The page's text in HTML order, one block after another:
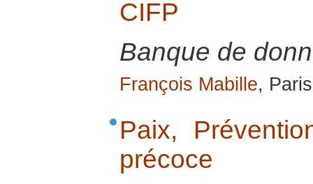
CIFP
Banque de
François Mabille,
Paix,
précoce